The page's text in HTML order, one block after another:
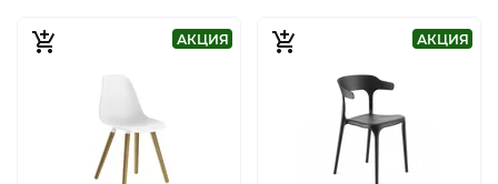
АКЦИЯ АКЦИЯ